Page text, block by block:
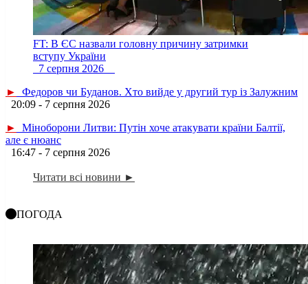
FT: В ЄС назвали головну причину затримки
вступу України
7 серпня 2026
►
Федоров чи Буданов. Хто вийде у другий тур із Залужним
20:09 - 7 серпня 2026
►
Міноборони Литви: Путін хоче атакувати країни Балтії,
але є нюанс
16:47 - 7 серпня 2026
Читати всі новини ►
ПОГОДА